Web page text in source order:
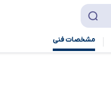
مشخصات فنی